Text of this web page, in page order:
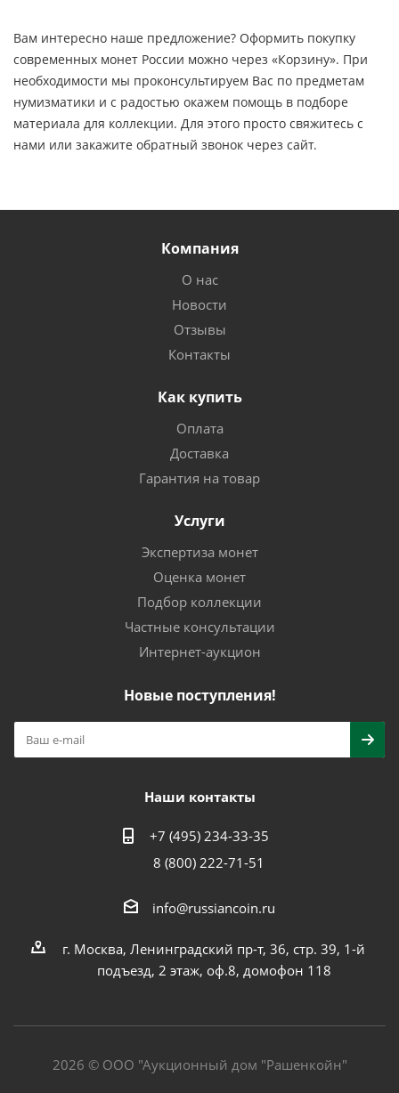
Вам интересно наше предложение? Оформить покупку
современных монет России можно через «Корзину». При
необходимости мы проконсультируем Вас по предметам
нумизматики и с радостью окажем помощь в подборе
материала для коллекции. Для этого просто свяжитесь с
нами или закажите обратный звонок через сайт.
Компания
О нас
Новости
Отзывы
Контакты
Как купить
Оплата
Доставка
Гарантия на товар
Услуги
Экспертиза монет
Оценка монет
Подбор коллекции
Частные консультации
Интернет-аукцион
Новые поступления!
Наши контакты
+7 (495) 234-33-35
8 (800) 222-71-51
info@russiancoin.ru
г. Москва, Ленинградский пр-т, 36, стр. 39, 1-й
подъезд, 2 этаж, оф.8, домофон 118
2026 © ООО "Аукционный дом "Рашенкойн"